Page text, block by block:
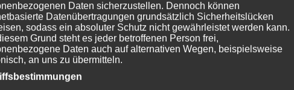
Daten sicherzustellen. Dennoch können
Datenübertragungen grundsätzlich Sicherheitslücken
sodass ein absoluter Schutz nicht gewährleistet werden kann.
Grund steht es jeder betroffenen Person frei,
Daten auch auf alternativen Wegen, beispielsweise
an uns zu übermitteln.